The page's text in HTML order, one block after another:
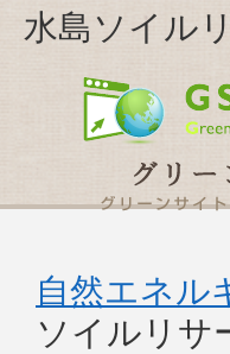
水島ソイル
自然エネル
ソイルリ